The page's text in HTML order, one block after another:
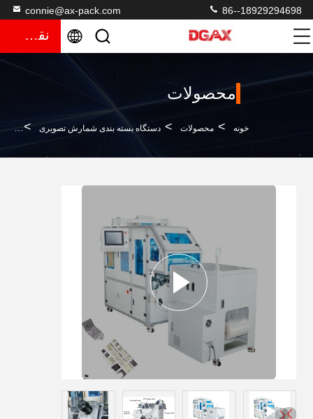
connie@ax-pack.com 86--18929294698
نقل قول
محصولات
خونه > محصولات > دستگاه بسته بندی شمارش تصویری >